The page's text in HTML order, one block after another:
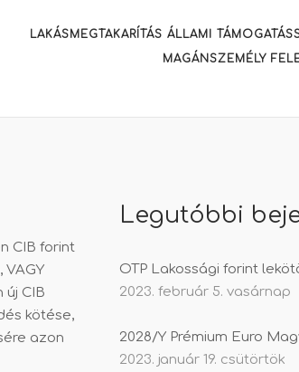
LAKÁSMEGTAKARÍTÁS ÁLLAMI
MAGÁNSZEMÉLY
CIB forint
CIB
kötése,
azon
Legutóbbi
OTP Lakossági forint
2023. február 5. vasárnap
2028/Y Prémium Euro
2023. január 19. csütörtök